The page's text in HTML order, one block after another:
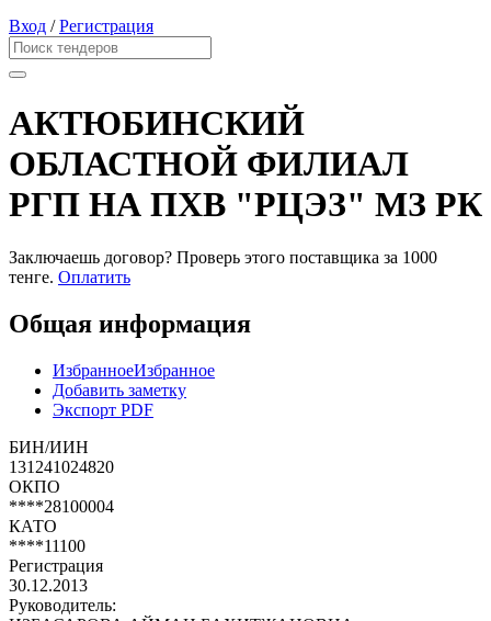
Вход /Регистрация
АКТЮБИНСКИЙ
ОБЛАСТНОЙ ФИЛИАЛ
РГП НА ПХВ "РЦЭЗ" МЗ РК
Заключаешь договор? Проверь этого поставщика за 1000
тенге. Оплатить
Общая информация
ИзбранноеИзбранное
Добавить заметку
Экспорт PDF
БИН/ИИН
131241024820
ОКПО
****28100004
КАТО
****11100
Регистрация
30.12.2013
Руководитель: